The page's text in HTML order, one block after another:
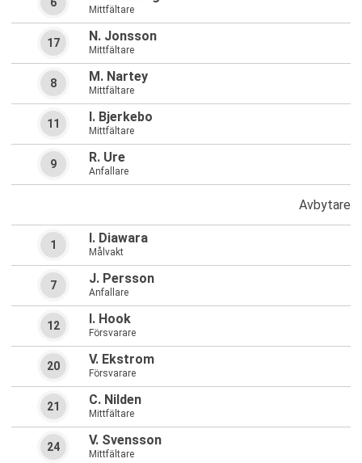
Mittfältare
6
N. Jonsson
Mittfältare
17
M. Nartey
Mittfältare
8
I. Bjerkebo
Mittfältare
11
R. Ure
Anfallare
9
Avbytare
I. Diawara
Målvakt
1
J. Persson
Anfallare
7
I. Hook
Försvarare
12
V. Ekstrom
Försvarare
20
C. Nilden
Mittfältare
21
V. Svensson
Mittfältare
24